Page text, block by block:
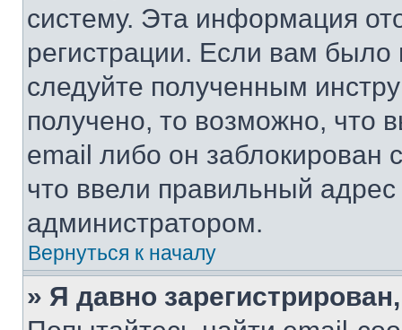
систему. Эта информация
регистрации. Если вам
следуйте полученным
получено, то возможно, что
email либо он
что ввели правильный адрес
администратором.
Вернуться к началу
» Я давно